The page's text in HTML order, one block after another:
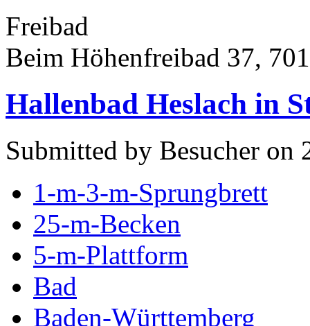
Freibad
Beim Höhenfreibad 37,
Hallenbad Heslach in
Submitted by Besucher on
1-m-3-m-Sprungbrett
25-m-Becken
5-m-Plattform
Bad
Baden-Württemberg